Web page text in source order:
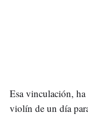
Esa vinculación,
violín de un día